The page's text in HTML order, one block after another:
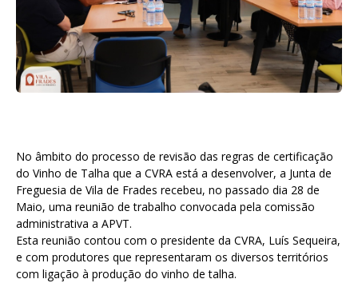
No âmbito do processo de revisão das regras de certificação
do Vinho de Talha que a CVRA está a desenvolver, a Junta de
Freguesia de Vila de Frades recebeu, no passado dia 28 de
Maio, uma reunião de trabalho convocada pela comissão
administrativa a APVT.
Esta reunião contou com o presidente da CVRA, Luís Sequeira,
e com produtores que representaram os diversos territórios
com ligação à produção do vinho de talha.